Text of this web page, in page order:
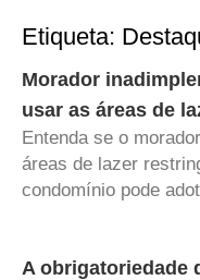
Etiqueta:
Morador
usar as áreas de
Entenda se o
áreas de lazer
condomínio pode
A obrigatoriedade